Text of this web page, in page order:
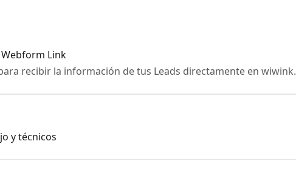
Link
recibir la información de tus Leads directamente en wiwink.
y técnicos